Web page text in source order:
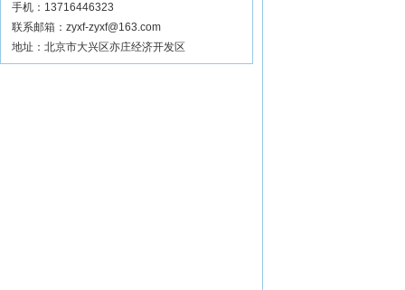
手机：13716446323
联系邮箱：zyxf-zyxf@163.com
地址：北京市大兴区亦庄经济开发区